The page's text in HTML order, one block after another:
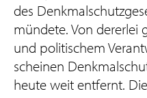
des
mündete. Von dererlei
und politischem
scheinen
heute weit entfernt.